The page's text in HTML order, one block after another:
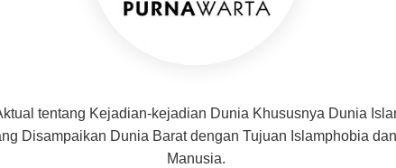
tentang Kejadian-kejadian Dunia Khususnya Dunia
Disampaikan Dunia Barat dengan Tujuan Islamphobia
Manusia.